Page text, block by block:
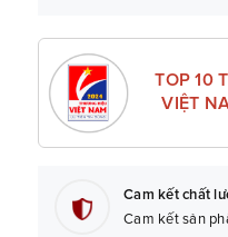
TOP 10
VIỆT
Cam kết chất
Cam kết sản